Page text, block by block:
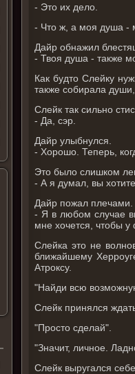
- Это их дело.
- Что ж, а моя душа -
Дайр обнажил
- Твоя душа - также
Как будто Слейку
также собирала
Слейк так сильно
- Да, сэр.
Дайр улыбнулся.
- Хорошо. Теперь,
Это было слишком
- А я думал, вы
Дайр пожал плечами.
- Я в любом случае
мне хочется, чтобы
Слейка это не
ближайшему
Атроксу.
"Найди всю
Слейк принялся
"Просто сделай".
"Значит, личное.
Слейк выругался